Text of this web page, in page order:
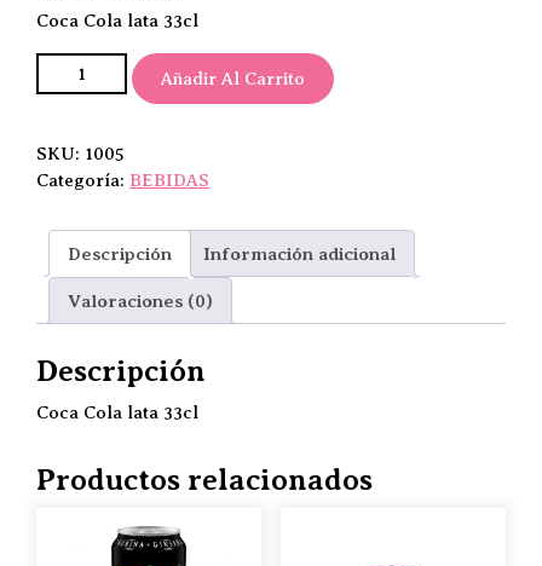
Coca Cola lata 33cl
Coca Cola lata 33cl cantidad
Añadir Al Carrito
SKU: 1005
Categoría: BEBIDAS
Descripción Información adicional
Valoraciones (0)
Descripción
Coca Cola lata 33cl
Productos relacionados